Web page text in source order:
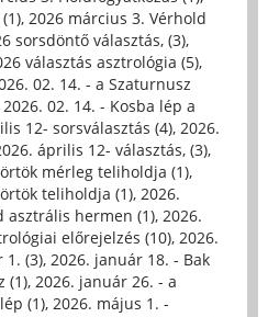
, 2026 március 3. Vérhold
sorsdöntő választás, (3),
választás asztrológia (5),
02. 14. - a Szaturnusz
2026. 02. 14. - Kosba lép a
12- sorsválasztás (4), 2026.
április 12- választás, (3),
mérleg teliholdja (1),
teliholdja (1), 2026.
hermen (1), 2026.
előrejelzés (10), 2026.
1. (3), 2026. január 18. - Bak
(1), 2026. január 26. - a
(1), 2026. május 1. -